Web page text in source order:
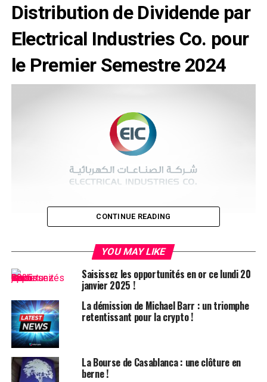
Distribution de Dividendepar
Electrical Industries Co. pour
le Premier Semestre 2024
Annonce du Conseil
d’Administration
Le conseil d’administration d’Electrical Industries Co.
(EIC) a pris la décision aujourd’hui, le 30 juillet, de verser
un dividende en espèces de 20%, soit 0,1 SAR par action,
pour le premier semestre de l’année 2024.
Détails du Dividende
CONTINUE READING
YOU MAY LIKE
Saisissez les opportunités en or ce lundi 20
janvier 2025 !
La démission de Michael Barr : un triomphe
retentissant pour la crypto !
La Bourse de Casablanca : une clôture en
berne !